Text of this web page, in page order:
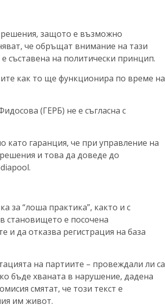
защото е възможно
че обръщат внимание на тази
съставена на политически принцип.
как то ще функционира по време на
(ГЕРБ) не е съгласна с
като гаранция, че при управление на
и това да доведе до
за “лоша практика”, както и с
становището е посочена
да отказва регистрация на база
на партиите – провеждали ли са
бъде хваната в нарушение, дадена
смятат, че този текст е
им живот.